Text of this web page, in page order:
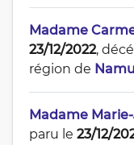
Madame
23/12/2022,
région de
Madame
paru le 23/12/